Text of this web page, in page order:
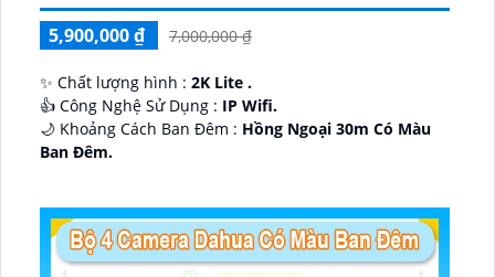
5,900,000 ₫
7,000,000 ₫
✨ Chất lượng hình : 2K Lite .
👍 Công Nghệ Sử Dụng : IP Wifi.
🌙 Khoảng Cách Ban Đêm : Hồng Ngoại 30m Có Màu
Ban Ðêm.